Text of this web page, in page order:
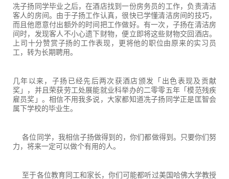
冼子扬同学毕业之后，在酒店找到一份房务员的工作，负责清洁
客人的房间。由于子扬工作认真，很快已学懂清洁房间的技巧，
而且他愿意付出额外的时间把工作做好。有一次，子扬在清洁房
间时，发现客人不小心遗下财物，便立即将这些财物交回酒店。
上司十分赞赏子扬的工作表现，更将他的职位由原来的实习员
工，转为长期聘用。
几年以来，子扬已经先后两次获酒店颁发「出色表现及贡献
奖」，并且荣获劳工处展能就业科举办的二零零五年「模范残疾
雇员奖」。相信不用我多说，大家都知道冼子扬同学正是匡智会
属下学校的毕业生。
各位同学，我相信子扬做得到的，你们都做得到。只要你们努
力，将来一定可以做个有用的人。
至于各位教育同工和家长，你们可能都听过美国哈佛大学教授